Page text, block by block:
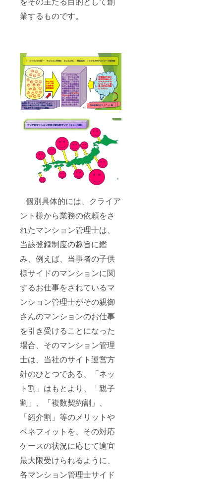
業するものです。
個別具体的には、クライア
ント様から業務の依頼をさ
れたマンション管理士は、
当該登録制度の趣旨に鑑
み、例えば、当事者の子供
様サイドのマンションに関
するお仕事をされているマ
ンション管理士がその親御
さんのマンションのお仕事
を引き受けることになった
場合、そのマンション管理
士は、当社のサイト運営方
針のひとつである、「ネッ
ト割」はもとより、「親子
割」、「複数契約割」、
「紹介割」等のメリットや
ベネフィットを、その対応
ケースの状況に応じて適宜
最大限受けられるように、
各マンション管理士サイド